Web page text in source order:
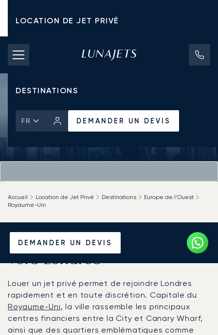
LOCATION DE JET PRIVÉ
TARIFS D'AFFRÈTEMENT
JETS PRIVÉS
DESTINATIONS
FR DEMANDER UN DEVIS
DEMANDER UN DEVIS
Accueil Location de Jet Privé Destinations
Europe de l'Ouest
Royaume-Uni
Louer un Jet Privé depuis et
vers Londres
Louer un jet privé permet de rejoindre Londres
rapidement et en toute discrétion. Capitale du
Royaume-Uni, la ville rassemble les principaux
centres financiers entre la City et Canary Wharf,
ainsi que des quartiers emblématiques comme